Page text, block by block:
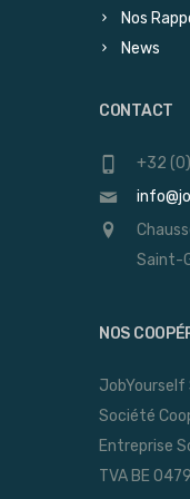
Nos
News
CONTACT
+32
Saint-
NOS
JobYourself
Société
Entreprise
TVA BE